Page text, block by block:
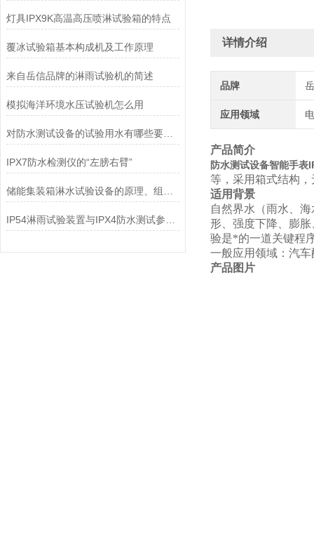
灯具IPX9K高温高压喷淋试验箱的特点
覆冰试验箱基本构成机及工作原理
来自岳信品牌的淋雨试验机的简述
模拟海洋环境水压试验机怎么用
对防水测试设备的试验用水有哪些要求呢？
IPX7防水检测仪的“左膀右臂”
详情介绍
品牌
应用领域
产品简介
防水测试设备智能手表
等，采用箱式结构
适用背景
自然界水（雨水、
形、强度下降、膨
验是*的一道关键程
一般应用领域：汽
产品图片